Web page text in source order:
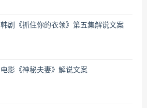
韩剧《抓住你的衣领》第五集解说文案
电影《神秘夫妻》解说文案